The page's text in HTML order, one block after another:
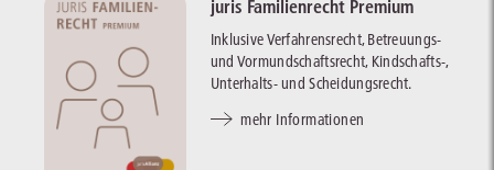
juris Familienrecht Premium
Inklusive Verfahrensrecht, Betreuungs-
und Vormundschaftsrecht, Kindschafts-,
Unterhalts- und Scheidungsrecht.
mehr Informationen